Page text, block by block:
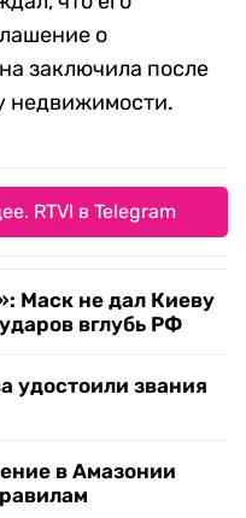
о
заключила после
недвижимости.
RTVI в Telegram
Маск не дал Киеву
вглубь РФ
удостоили звания
в Амазонии